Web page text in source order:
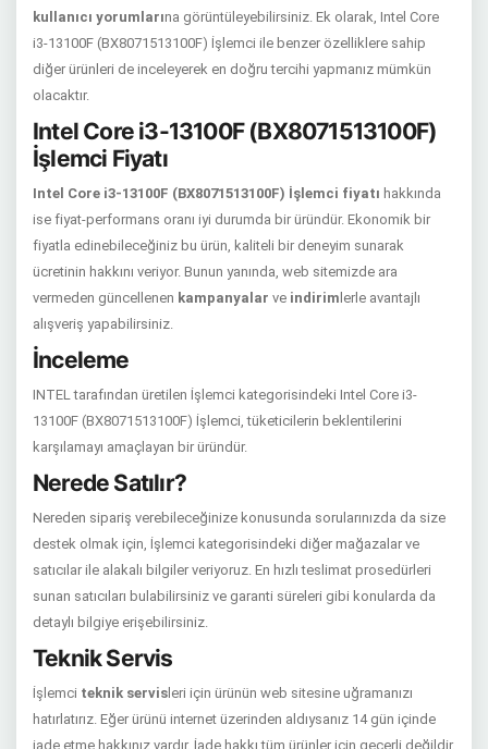
kullanıcı yorumlarına görüntüleyebilirsiniz. Ek olarak, Intel Core
i3-13100F (BX8071513100F) İşlemci ile benzer özelliklere sahip
diğer ürünleri de inceleyerek en doğru tercihi yapmanız mümkün
olacaktır.
Intel Core i3-13100F (BX8071513100F)
İşlemci Fiyatı
Intel Core i3-13100F (BX8071513100F) İşlemci fiyatı hakkında
ise fiyat-performans oranı iyi durumda bir üründür. Ekonomik bir
fiyatla edinebileceğiniz bu ürün, kaliteli bir deneyim sunarak
ücretinin hakkını veriyor. Bunun yanında, web sitemizde ara
vermeden güncellenen kampanyalar ve indirim lerle avantajlı
alışveriş yapabilirsiniz.
İnceleme
INTEL tarafından üretilen İşlemci kategorisindeki Intel Core i3-
13100F (BX8071513100F) İşlemci, tüketicilerin beklentilerini
karşılamayı amaçlayan bir üründür.
Nerede Satılır?
Nereden sipariş verebileceğinize konusunda sorularınızda da size
destek olmak için, İşlemci kategorisindeki diğer mağazalar ve
satıcılar ile alakalı bilgiler veriyoruz. En hızlı teslimat prosedürleri
sunan satıcıları bulabilirsiniz ve garanti süreleri gibi konularda da
detaylı bilgiye erişebilirsiniz.
Teknik Servis
İşlemci teknik servis leri için ürünün web sitesine uğramanızı
hatırlatırız. Eğer ürünü internet üzerinden aldıysanız 14 gün içinde
iade etme hakkınız vardır. İade hakkı tüm ürünler için geçerli değildir.